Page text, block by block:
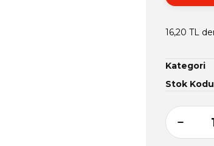
16,20 TL
Kategori
Stok Kodu